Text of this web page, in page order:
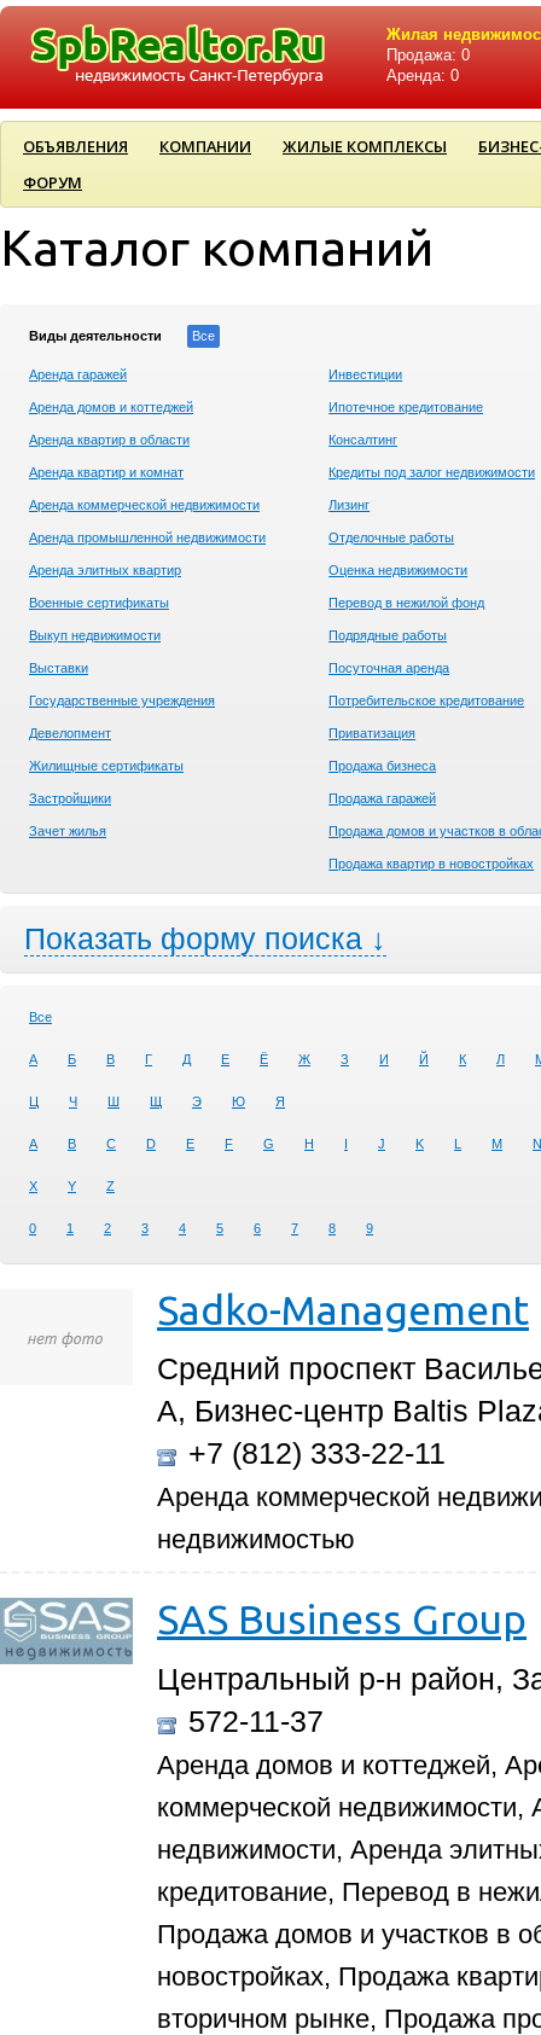
Жилая
Продажа: 0
Аренда: 0
ОБЪЯВЛЕНИЯ КОМПАНИИ ЖИЛЫЕ КОМПЛЕКСЫ
ФОРУМ
Каталог компаний
Виды деятельности Все
Аренда гаражей
Аренда домов и коттеджей
Аренда квартир в области
Аренда квартир и комнат
Аренда коммерческой недвижимости
Аренда промышленной недвижимости
Аренда элитных квартир
Военные сертификаты
Выкуп недвижимости
Выставки
Государственные учреждения
Девелопмент
Жилищные сертификаты
Застройщики
Зачет жилья
Инвестиции
Ипотечное кредитование
Консалтинг
Кредиты под залог недвижимости
Лизинг
Отделочные работы
Оценка недвижимости
Перевод в нежилой фонд
Подрядные работы
Посуточная аренда
Потребительское кредитование
Приватизация
Продажа бизнеса
Продажа гаражей
Продажа домов и участков в
Продажа квартир в новостройках
Показать форму поиска ↓
Все
А Б В Г Д Е Ё Ж З И Й К Л
Ц Ч Ш Щ Э Ю Я
A B C D E F G H I J K L M N
X Y Z
0 1 2 3 4 5 6 7 8 9
Sadko-Management
Средний проспект
А, Бизнес-центр Baltis
+7 (812) 333-22-11
Аренда коммерческой
недвижимостью
SAS Business Group
Центральный р-н район,
572-11-37
Аренда домов и коттеджей,
коммерческой
недвижимости, Аренда
кредитование, Перевод в
Продажа домов и участков в
новостройках, Продажа
вторичном рынке, Продажа